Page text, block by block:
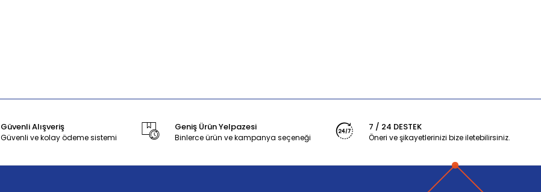
Güvenli Alışveriş
Güvenli ve kolay ödeme sistemi
Geniş Ürün Yelpazesi
Binlerce ürün ve kampanya seçeneği
7 / 24 DESTEK
Öneri ve şikayetlerinizi bize iletebilirsiniz.